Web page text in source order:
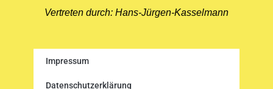
Vertreten durch: Hans-Jürgen-Kasselmann
Impressum
Datenschutzerklärung